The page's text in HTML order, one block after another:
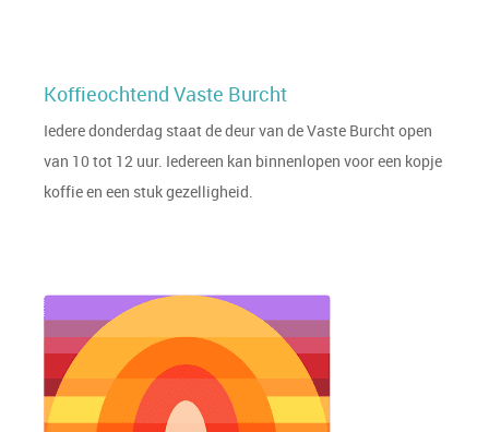
Koffieochtend Vaste Burcht
Iedere donderdag staat de deur van de Vaste Burcht open
van 10 tot 12 uur. Iedereen kan binnenlopen voor een kopje
koffie en een stuk gezelligheid.